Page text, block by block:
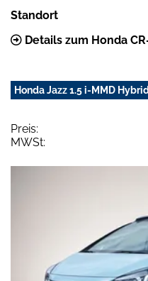
Standort
Details zum Honda
Honda Jazz 1.5 i-MMD
Preis:
MWSt: